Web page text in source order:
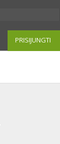
PRISIJUNGTI